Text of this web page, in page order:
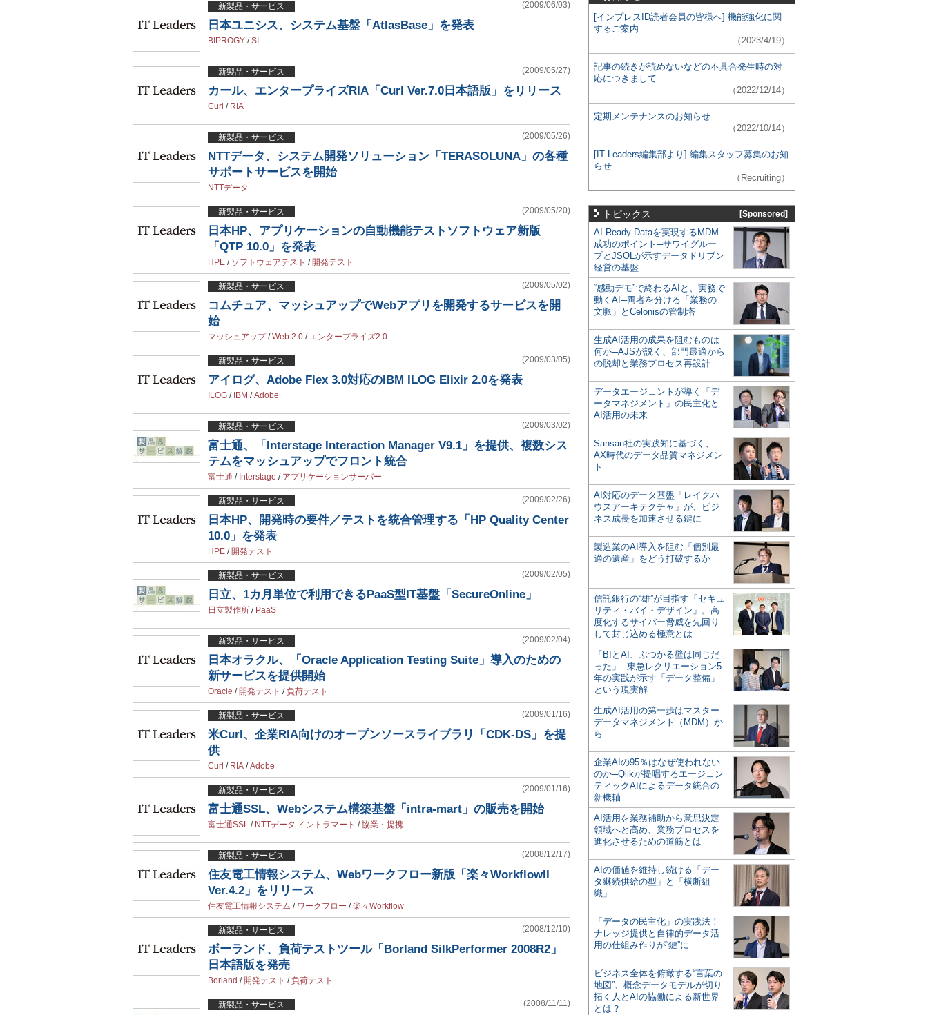
新製品・サービス (2009/06/03)
日本ユニシス、システム基盤「AtlasBase」を発表
BIPROGY /SI
新製品・サービス (2009/05/27)
カール、エンタープライズRIA「Curl Ver.7.0日本語版」をリリース
Curl / RIA
新製品・サービス (2009/05/26)
NTTデータ、システム開発ソリューション「TERASOLUNA」の各種
サポートサービスを開始
NTTデータ
新製品・サービス (2009/05/20)
日本HP、アプリケーションの自動機能テストソフトウェア新版
「QTP 10.0」を発表
HPE / ソフトウェアテスト / 開発テスト
新製品・サービス (2009/05/02)
コムチュア、マッシュアップでWebアプリを開発するサービスを開
始
マッシュアップ/Web 2.0 / エンタープライズ2.0
新製品・サービス (2009/03/05)
アイログ、Adobe Flex 3.0対応のIBM ILOG Elixir 2.0を発表
ILOG / IBM /Adobe
新製品・サービス (2009/03/02)
富士通、「Interstage Interaction Manager V9.1」を提供、複数シス
テムをマッシュアップでフロント統合
富士通 / Interstage / アプリケーションサーバー
新製品・サービス (2009/02/26)
日本HP、開発時の要件／テストを統合管理する「HP Quality Center
10.0」を発表
HPE / 開発テスト
新製品・サービス (2009/02/05)
日立、1カ月単位で利用できるPaaS型IT基盤「SecureOnline」
日立製作所 / PaaS
新製品・サービス (2009/02/04)
日本オラクル、「Oracle Application Testing Suite」導入のための
新サービスを提供開始
Oracle / 開発テスト / 負荷テスト
新製品・サービス (2009/01/16)
米Curl、企業RIA向けのオープンソースライブラリ「CDK-DS」を提
供
Curl / RIA /Adobe
新製品・サービス (2009/01/16)
富士通SSL、Webシステム構築基盤「intra-mart」の販売を開始
富士通SSL / NTTデータ イントラマート /協業・提携
新製品・サービス (2008/12/17)
住友電工情報システム、Webワークフロー新版「楽々WorkflowII
Ver.4.2」をリリース
住友電工情報システム / ワークフロー /楽々Workflow
新製品・サービス (2008/12/10)
ボーランド、負荷テストツール「Borland SilkPerformer 2008R2」
日本語版を発売
Borland / 開発テスト / 負荷テスト
新製品・サービス (2008/11/11)
[インプレスID読者会員の皆様へ] 機能強化に関
するご案内
（2023/4/19）
記事の続きが読めないなどの不具合発生時の対
応につきまして
（2022/12/14）
定期メンテナンスのお知らせ
（2022/10/14）
[IT Leaders編集部より] 編集スタッフ募集のお知
らせ
（Recruiting）
トピックス [Sponsored]
AI Ready Dataを実現するMDM
成功のポイント─サワイグルー
プとJSOLが示すデータドリブン
経営の基盤
“感動デモ”で終わるAIと、実務で
動くAI─両者を分ける「業務の
文脈」とCelonisの管制塔
生成AI活用の成果を阻むものは
何か─AJSが説く、部門最適から
の脱却と業務プロセス再設計
データエージェントが導く「デ
ータマネジメント」の民主化と
AI活用の未来
Sansan社の実践知に基づく、
AX時代のデータ品質マネジメン
ト
AI対応のデータ基盤「レイクハ
ウスアーキテクチャ」が、ビジ
ネス成長を加速させる鍵に
製造業のAI導入を阻む「個別最
適の遺産」をどう打破するか
信託銀行の“雄”が目指す「セキュ
リティ・バイ・デザイン」。高
度化するサイバー脅威を先回り
して封じ込める極意とは
「BIとAI、ぶつかる壁は同じだ
った」─東急レクリエーション5
年の実践が示す「データ整備」
という現実解
生成AI活用の第一歩はマスター
データマネジメント（MDM）か
ら
企業AIの95％はなぜ使われない
のか─Qlikが提唱するエージェン
ティックAIによるデータ統合の
新機軸
AI活用を業務補助から意思決定
領域へと高め、業務プロセスを
進化させるための道筋とは
AIの価値を維持し続ける「デー
タ継続供給の型」と「横断組
織」
「データの民主化」の実践法！
ナレッジ提供と自律的データ活
用の仕組み作りが“鍵”に
ビジネス全体を俯瞰する“言葉の
地図”、概念データモデルが切り
拓く人とAIの協働による新世界
とは？